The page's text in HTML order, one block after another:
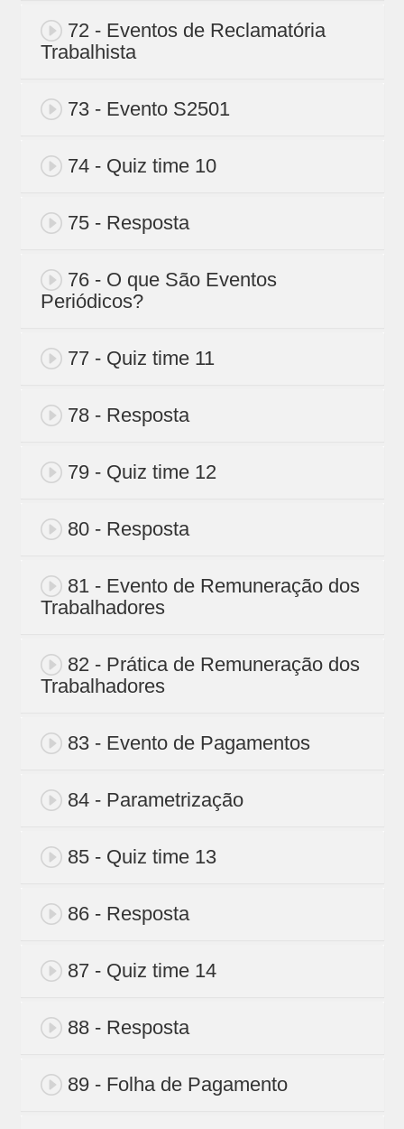
72 - Eventos de Reclamatória
Trabalhista
73 - Evento S2501
74 - Quiz time 10
75 - Resposta
76 - O que São Eventos
Periódicos?
77 - Quiz time 11
78 - Resposta
79 - Quiz time 12
80 - Resposta
81 - Evento de Remuneração dos
Trabalhadores
82 - Prática de Remuneração dos
Trabalhadores
83 - Evento de Pagamentos
84 - Parametrização
85 - Quiz time 13
86 - Resposta
87 - Quiz time 14
88 - Resposta
89 - Folha de Pagamento